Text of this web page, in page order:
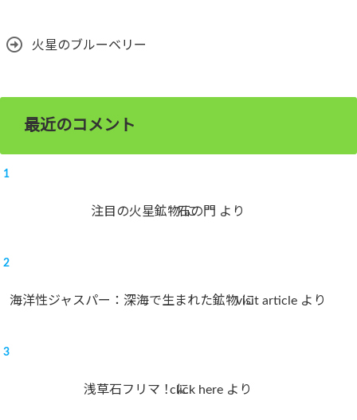
火星のブルーベリー
最近のコメント
注目の火星鉱物に
石の門 より
海洋性ジャスパー：深海で生まれた鉱物に
visit articleより
浅草石フリマ！に
click here より